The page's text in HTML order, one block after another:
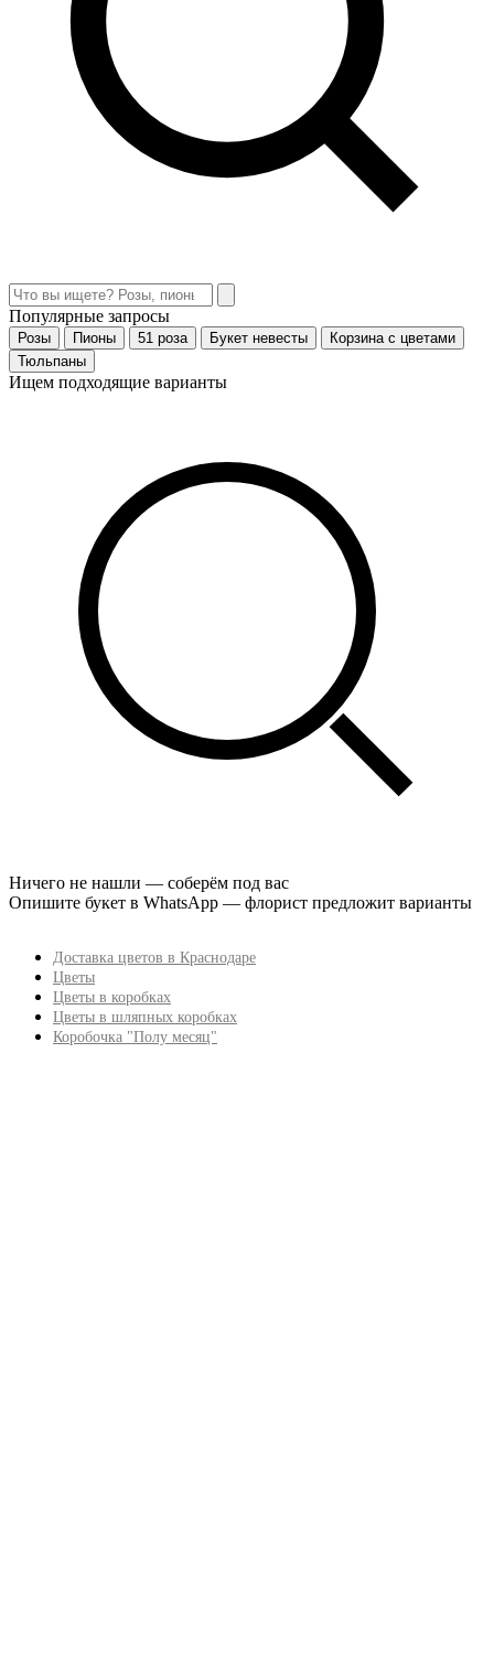
Популярные запросы
Розы Пионы 51 роза Букет невесты
Корзина с цветами
Тюльпаны
Ищем подходящие варианты
Ничего не нашли — соберём под вас
Опишите букет в WhatsApp — флорист предложит варианты
Доставка цветов в Краснодаре
Цветы
Цветы в коробках
Цветы в шляпных коробках
Коробочка "Полу месяц"